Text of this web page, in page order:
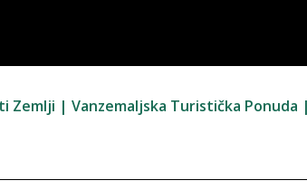
Zemlji | Vanzemaljska Turistička Ponuda